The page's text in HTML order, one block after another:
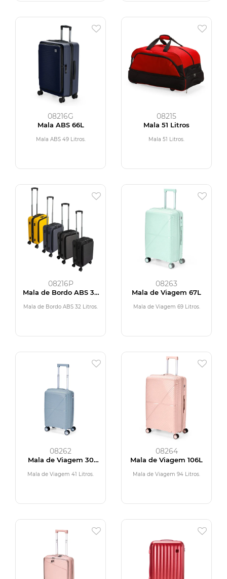
08216G
Mala ABS 66L
Mala ABS 49 Litros.
08215
Mala 51 Litros
Mala 51 Litros.
08216P
Mala de Bordo ABS 32
Mala de Bordo ABS 32 Litros.
08263
Mala de Viagem 67L
Mala de Viagem 69 Litros.
08262
Mala de Viagem 30
Mala de Viagem 41 Litros.
08264
Mala de Viagem 106L
Mala de Viagem 94 Litros.